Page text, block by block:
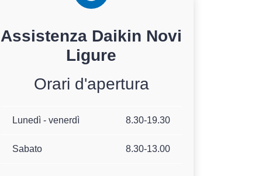
Assistenza Daikin Novi
Ligure
Orari d'apertura
Lunedì - venerdì 8.30-19.30
Sabato 8.30-13.00